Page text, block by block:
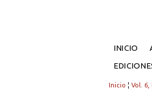
INICIO
Inicio ¦ Vol. 6,